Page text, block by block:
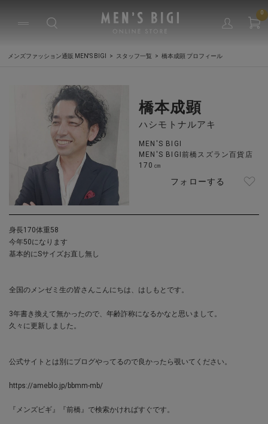
0
メンズファッション通販 MEN'S BIGI スタッフ一覧 橋本成顕 プロフィール
橋本成顕
ハシモトナルアキ
MEN'S BIGI
MEN'S BIGI前橋スズラン百貨店
170㎝
フォローする
身長170体重58
今年50になります
基本的にSサイズお直し無し
全国のメンゼミ生の皆さんこんにちは、はしもとです。
3年書き換えて無かったので、年齢詐称になるかなと思いまして。
久々に更新しました。
公式サイトとは別にブログやってるので良かったら覗いてください。
https://ameblo.jp/bbmm-mb/
『メンズビギ』『前橋』で検索かければすぐです。